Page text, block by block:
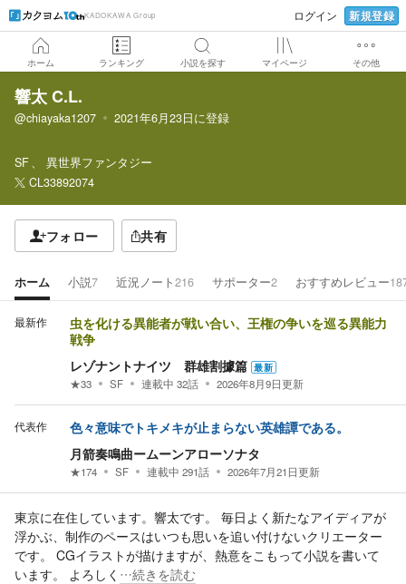
KADOKAWA Group ログイン 新規登録
ホーム ランキング 小説を探す マイページ その他
響太 C.L.
@chiayaka1207 2021年6月23日に登録
SF
異世界ファンタジー
CL33892074
フォロー 共有
ホーム 小説7 近況ノート216 サポーター2 おすすめレビュー
最新作
虫を化ける異能者が戦い合い、王権の争いを巡る異能力
戦争
レゾナントナイツ 群雄割據篇 最新
★33 SF 連載中 32話 2026年8月9日更新
代表作 色々意味でトキメキが止まらない英雄譚である。
月箭奏鳴曲ームーンアローソナタ
★174 SF 連載中 291話 2026年7月21日更新
東京に在住しています。響太です。 毎日よく新たなアイディアが
浮かぶ、制作のペースはいつも思いを追い付けないクリエーター
です。 CGイラストが描けますが、熱意をこもって小説を書いて
います。 よろしく …続きを読む